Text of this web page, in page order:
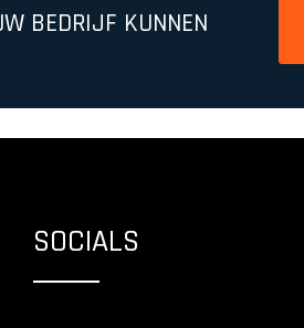
BEDRIJF KUNNEN
SOCIALS